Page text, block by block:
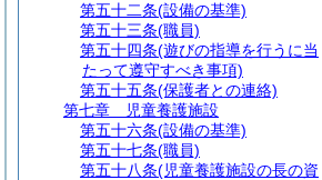
第五十二条(設備の基準)
第五十三条(職員)
第五十四条(遊びの指導を行うに当
たって遵守すべき事項)
第五十五条(保護者との連絡)
第七章
児童養護施設
第五十六条(設備の基準)
第五十七条(職員)
第五十八条(児童養護施設の長の資